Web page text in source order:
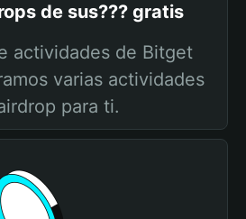
de sus??? gratis
actividades de Bitget
varias actividades
para ti.